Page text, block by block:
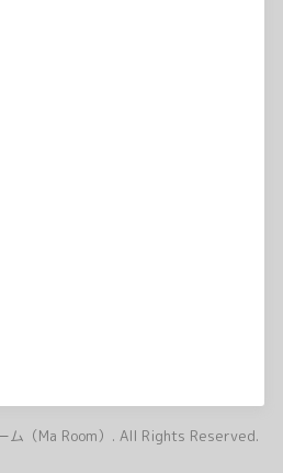
（Ma Room） . All Rights Reserved.